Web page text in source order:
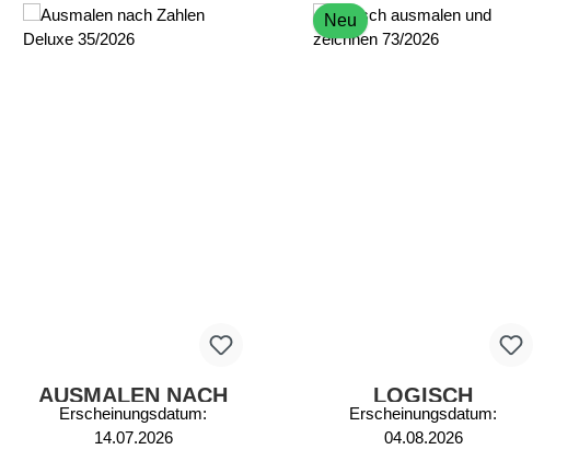
AUSMALEN NACH
ZAHLEN DELUXE
35/2026
Erscheinungsdatum:
14.07.2026
Neu
LOGISCH
AUSMALEN UND
ZEICHNEN 73/2026
Erscheinungsdatum:
04.08.2026